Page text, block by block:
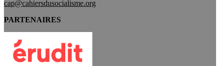
cap@cahiersdusocialisme.org
PARTENAIRES